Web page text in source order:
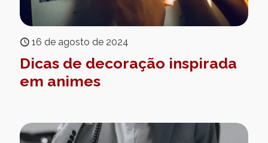
16 de agosto de 2024
Dicas de decoração inspirada
em animes